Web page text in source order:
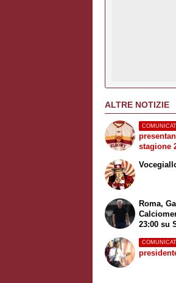
ALTRE NOTIZIE
stagione
Roma,
23:00 su